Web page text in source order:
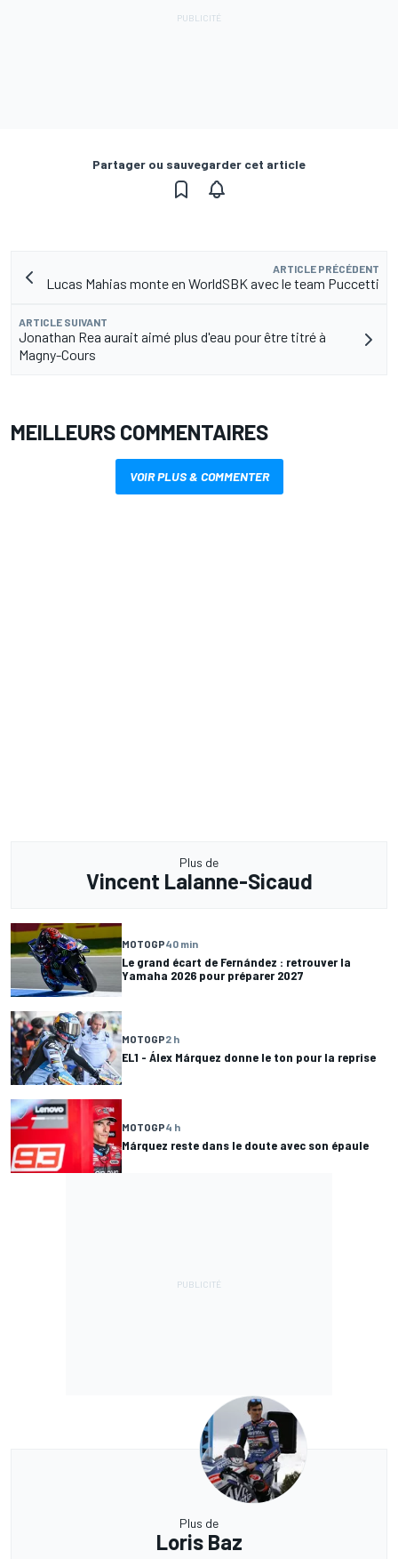
Partager ou sauvegarder cet article
ARTICLE PRÉCÉDENT
Lucas Mahias monte en WorldSBK avec le team Puccetti
ARTICLE SUIVANT
Jonathan Rea aurait aimé plus d'eau pour être titré à
Magny-Cours
MEILLEURS COMMENTAIRES
VOIR PLUS & COMMENTER
Plus de
Vincent Lalanne-Sicaud
MOTOGP40 min
Le grand écart de Fernández : retrouver la
Yamaha 2026 pour préparer 2027
MOTOGP2 h
EL1 - Álex Márquez donne le ton pour la reprise
MOTOGP4 h
Márquez reste dans le doute avec son épaule
Plus de
Loris Baz